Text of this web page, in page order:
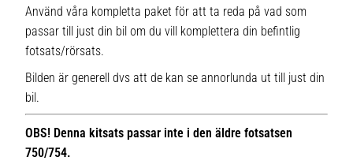
Använd våra kompletta paket för att ta reda på vad som
passar till just din bil om du vill komplettera din befintlig
fotsats/rörsats.
Bilden är generell dvs att de kan se annorlunda ut till just din
bil.
OBS! Denna kitsats passar inte i den äldre fotsatsen
750/754.